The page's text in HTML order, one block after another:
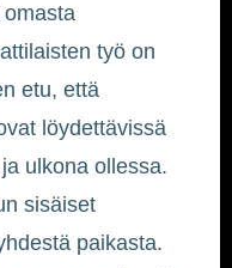
työ on
etu, että
löydettävissä
ulkona ollessa.
sisäiset
paikasta.